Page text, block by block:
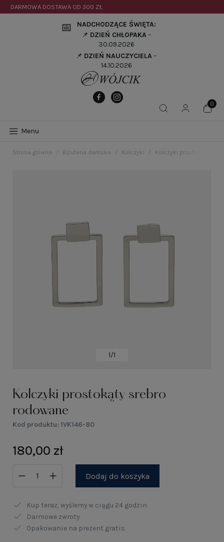
DARMOWA DOSTAWA OD 300 ZŁ
📅
NADCHODZĄCE ŚWIĘTA:
📌 DZIEŃ CHŁOPAKA–
30.09.2026
📌 DZIEŃ NAUCZYCIELA–
14.10.2026
Menu
Strona główna Biżuteria damska Kolczyki Kolczyki prostokąty
1/1
Kolczyki prostokąty srebro
rodowane
Kod produktu: 1VK146-80
180,00 zł
Dodaj do koszyka
Kup teraz, wyślemy w ciągu 24 godzin
Darmowe zwroty
Opakowanie na prezent gratis